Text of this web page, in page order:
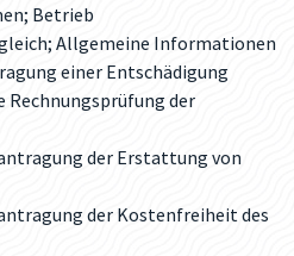
Betrieb
Allgemeine Informationen
einer Entschädigung
Rechnungsprüfung der
der Erstattung von
der Kostenfreiheit des